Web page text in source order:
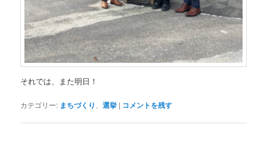
それでは、また明日！
カテゴリー: まちづくり 、選挙 | コメントを残す